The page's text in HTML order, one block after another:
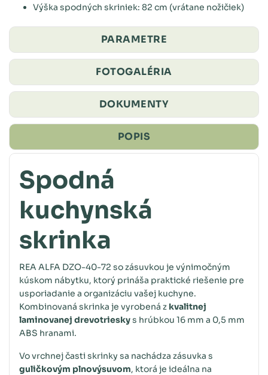
Výška spodných skriniek: 82 cm (vrátane nožičiek)
PARAMETRE
FOTOGALÉRIA
DOKUMENTY
POPIS
Spodná
kuchynská
skrinka
REA ALFA DZO-40-72 so zásuvkou je výnimočným
kúskom nábytku, ktorý prináša praktické riešenie pre
usporiadanie a organizáciu vašej kuchyne.
Kombinovaná skrinka je vyrobená z kvalitnej
laminovanej drevotrieskys hrúbkou 16 mm a 0,5 mm
ABS hranami.
Vo vrchnej časti skrinky sa nachádza zásuvka s
guličkovým plnovýsuvom, ktorá je ideálna na